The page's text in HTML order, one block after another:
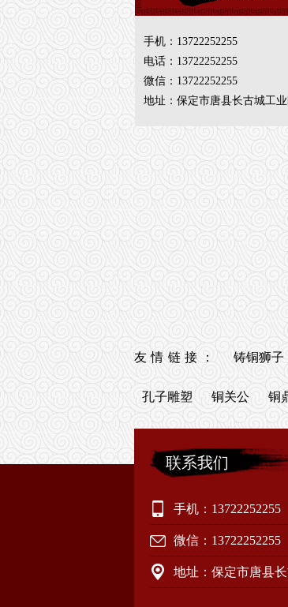
手机：13722252255
电话：13722252255
微信：13722252255
地址：保定市唐县长古城工业
友情链接： 铸铜狮子
孔子雕塑 铜关公 铜
联系我们
手机：13722252255
微信：13722252255
地址：保定市唐县